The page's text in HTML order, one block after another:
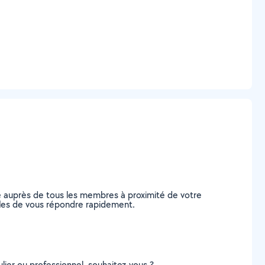
de tous les membres à proximité de votre
de vous répondre rapidement.